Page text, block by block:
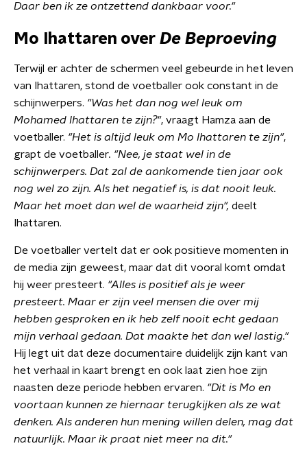
Daar ben ik ze ontzettend dankbaar voor."
Mo Ihattaren over De Beproeving
Terwijl er achter de schermen veel gebeurde in het leven
van Ihattaren, stond de voetballer ook constant in de
schijnwerpers. "Was het dan nog wel leuk om
Mohamed Ihattaren te zijn?", vraagt Hamza aan de
voetballer. "Het is altijd leuk om Mo Ihattaren te zijn",
grapt de voetballer. "Nee, je staat wel in de
schijnwerpers. Dat zal de aankomende tien jaar ook
nog wel zo zijn. Als het negatief is, is dat nooit leuk.
Maar het moet dan wel de waarheid zijn", deelt
Ihattaren.
De voetballer vertelt dat er ook positieve momenten in
de media zijn geweest, maar dat dit vooral komt omdat
hij weer presteert. "Alles is positief als je weer
presteert. Maar er zijn veel mensen die over mij
hebben gesproken en ik heb zelf nooit echt gedaan
mijn verhaal gedaan. Dat maakte het dan wel lastig."
Hij legt uit dat deze documentaire duidelijk zijn kant van
het verhaal in kaart brengt en ook laat zien hoe zijn
naasten deze periode hebben ervaren. "Dit is Mo en
voortaan kunnen ze hiernaar terugkijken als ze wat
denken. Als anderen hun mening willen delen, mag dat
natuurlijk. Maar ik praat niet meer na dit."